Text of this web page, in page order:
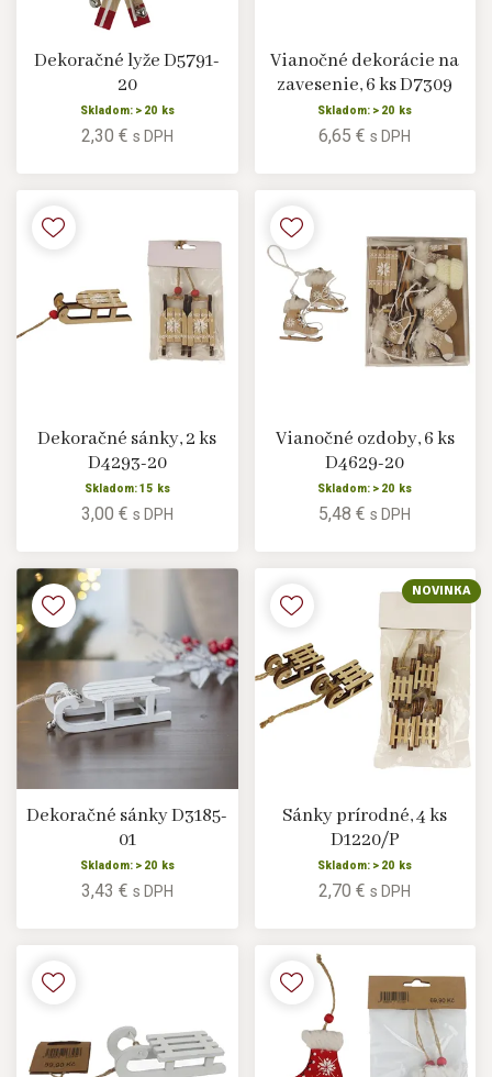
Dekoračné lyže D5791-
20
Skladom: > 20 ks
2,30 € s DPH
Vianočné dekorácie na
zavesenie, 6 ks D7309
Skladom: > 20 ks
6,65 €s DPH
Dekoračné sánky, 2 ks
D4293-20
Skladom: 15 ks
3,00 € s DPH
Vianočné ozdoby, 6 ks
D4629-20
Skladom: > 20 ks
5,48 €s DPH
Dekoračné sánky D3185-
01
Skladom: > 20 ks
3,43 € s DPH
NOVINKA
Sánky prírodné, 4 ks
D1220/P
Skladom: > 20 ks
2,70 €s DPH